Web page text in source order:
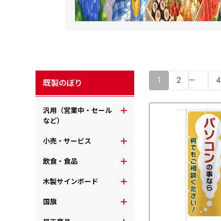
既製のぼり
汎用（営業中・セール
など）
小売・サービス
飲食・食品
木製サインボード
国旗
1 2 … 4